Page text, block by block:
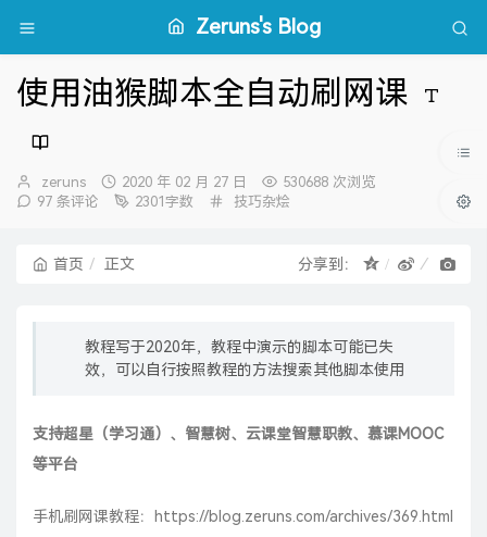
Zeruns's Blog
使用油猴脚本全自动刷网课
博
主：
zeruns
发
布
2020 年 02 月 27 日
530688 次浏览
97 条评论
2301字数
分
技巧杂烩
首页 正文 分享到：
教程写于2020年，教程中演示的脚本可能已失
效，可以自行按照教程的方法搜索其他脚本使用
支持超星（学习通）、智慧树、云课堂智慧职教、慕课MOOC
等平台
手机刷网课教程：
https://blog.zeruns.com/archives/369.html